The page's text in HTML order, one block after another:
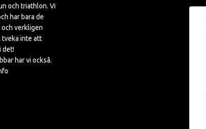
och triathlon. Vi
har bara de
verkligen
tveka inte att
det!
har vi också.